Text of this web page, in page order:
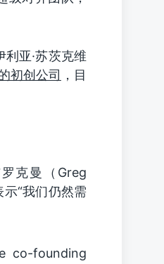
亚·苏茨克维
初创公司 ，目
克曼（Greg
“我们仍然需
co-founding